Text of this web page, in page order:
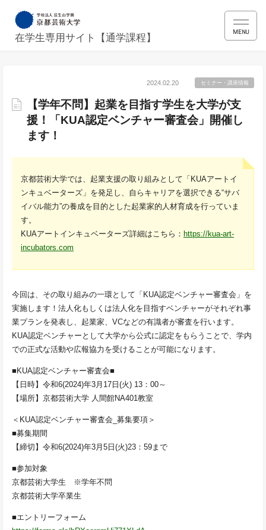
在学生専用サイト【通学課程】
MENU
2024.02.20 セミナー・講座情報
【学年不問】起業を目指す学生を大学が支
援！「KUA認定ベンチャー審査会」開催し
ます！
京都芸術大学では、起業支援の取り組みとして「KUAアートイ
ンキュベーターズ」を発足し、自らキャリアを選択できる“サバ
イバル能力”の養成を目的とした起業家的人材育成を行っていま
す。
KUAアートインキュベーターズ詳細はこちら： https://kua-art-
incubators.com
今回は、その取り組みの一環として「KUA認定ベンチャー審査会」を
実施します！法人化もしくは法人化を目指すベンチャーがそれぞれ事
業プランを発表し、起業家、VCなどの有識者が審査を行います。
KUA認定ベンチャーとして大学から公式に認定をもらうことで、学内
での正式な活動や広報協力を受けることが可能になります。
■KUA認定ベンチャー審査会■
【日時】令和6(2024)年3月17日(火) 13：00～
【場所】京都芸術大学 人間館NA401教室
＜KUA認定ベンチャー審査会_募集要項＞
■募集期間
【締切】令和6(2024)年3月5日(火)23：59まで
■参加対象
京都芸術大学生 ※学年不問
京都芸術大学卒業生
■エントリーフォーム